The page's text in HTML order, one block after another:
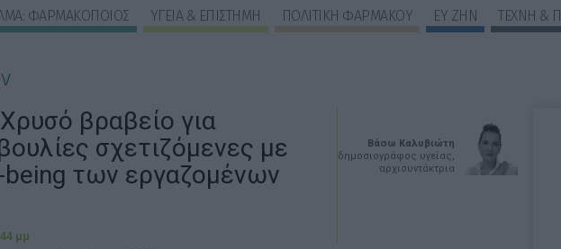
ΦΑΡΜΑΚΟΠΟΙΟΣ ΥΓΕΙΑ & ΕΠΙΣΤΗΜΗ ΠΟΛΙΤΙΚΗ ΦΑΡΜΑΚΟΥ ΕΥ ΖΗΝ
ΤΕΧΝΗ &
Βάσω Καλυβιώτη
δημοσιογράφος υγείας,
αρχισυντάκτρια
βραβείο για
σχετιζόμενες με
των εργαζομένων
μμ